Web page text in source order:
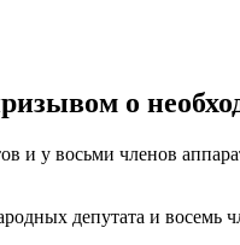
о
у восьми членов
депутата и восемь